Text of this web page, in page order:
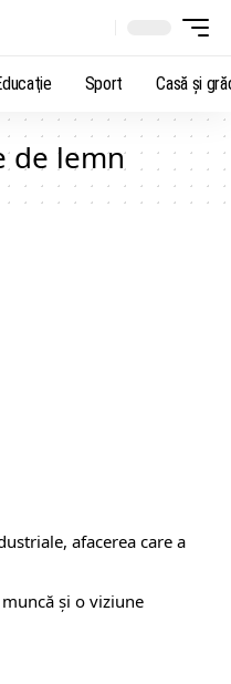
Sport Casă şi
de lemn
afacerea care a
și o viziune